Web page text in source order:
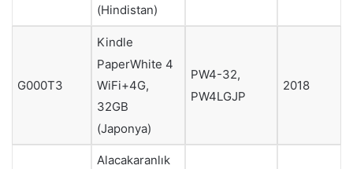
(Hindistan)
G000T3
Kindle
PaperWhite 4
WiFi+4G,
32GB
(Japonya)
PW4-32,
PW4LGJP
2018
Alacakaranlık